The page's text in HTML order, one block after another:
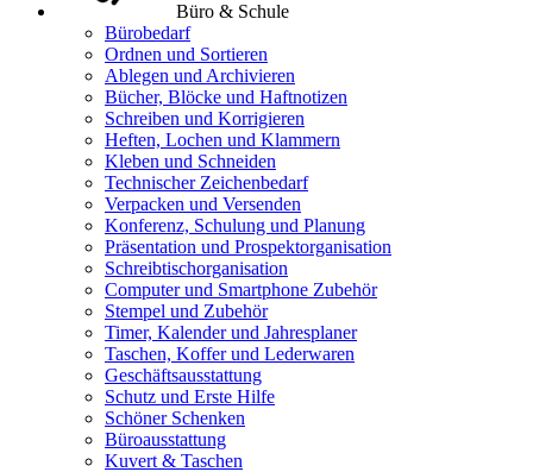
Büro & Schule
Bürobedarf
Ordnen und Sortieren
Ablegen und Archivieren
Bücher, Blöcke und Haftnotizen
Schreiben und Korrigieren
Heften, Lochen und Klammern
Kleben und Schneiden
Technischer Zeichenbedarf
Verpacken und Versenden
Konferenz, Schulung und Planung
Präsentation und Prospektorganisation
Schreibtischorganisation
Computer und Smartphone Zubehör
Stempel und Zubehör
Timer, Kalender und Jahresplaner
Taschen, Koffer und Lederwaren
Geschäftsausstattung
Schutz und Erste Hilfe
Schöner Schenken
Büroausstattung
Kuvert & Taschen